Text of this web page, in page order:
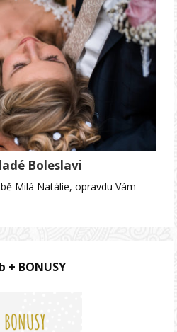
Boleslavi
Milá Natálie, opravdu Vám
+ BONUSY